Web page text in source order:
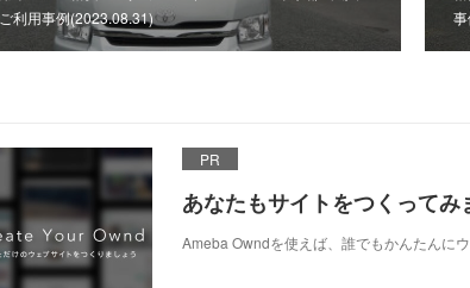
利用事例(2023.08.31)
PR
あなたもサイトをつくってみ
Ameba Owndを使えば、誰でもかんたんに